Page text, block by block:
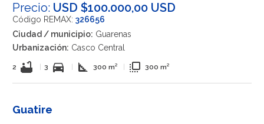
Precio: USD $100.000,00 USD
Código REMAX: 326656
Ciudad / municipio: Guarenas
Urbanización: Casco Central
2 bathtub 3 directions_car square_foot 300 m² flip_to_front 300 m²
Guatire